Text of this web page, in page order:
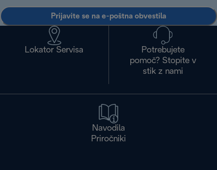
Prijavite se na e-poštna obvestila
Lokator Servisa
Potrebujete
pomoč? Stopite v
stik z nami
Navodila
Priročniki